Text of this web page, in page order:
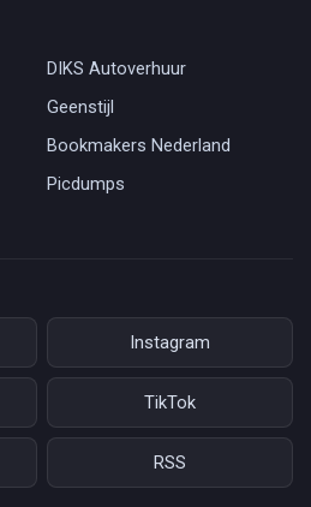
DIKS Autoverhuur
Geenstijl
Bookmakers Nederland
Picdumps
Instagram
TikTok
RSS